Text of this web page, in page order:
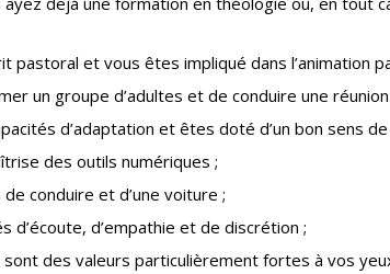
pastoral et vous êtes impliqué dans l’animation
un groupe d’adultes et de conduire une réunion
d’adaptation et êtes doté d’un bon sens de
des outils numériques ;
conduire et d’une voiture ;
d’écoute, d’empathie et de discrétion ;
des valeurs particulièrement fortes à vos